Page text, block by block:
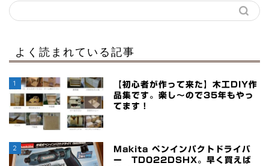
よく読まれている記事
1
【初心者が作って来た】木工DIY作
品集です。楽し～ので35年もやっ
てます！
2
Makita ペンインパクトドライバ
ー TD022DSHX。早く買えば